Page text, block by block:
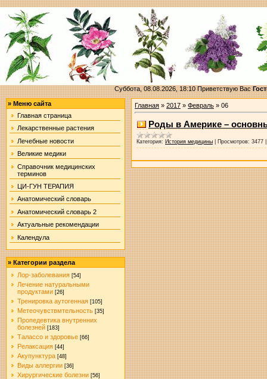
Суббота, 08.08.2026, 18:10Приветствую Вас
» Меню сайта
Главная страница
Лекарственные растения
Лечебные новости
Великие медики
Справочник медицинских
терминов
ЦИ-ГУН ТЕРАПИЯ
Анатомический словарь
Анатомический словарь 2
Актуальные рекомендации
Календула
» Категории раздела
Лор-заболевания [54]
Лечение натуральными
продуктами [26]
Тренировка аутогенная [105]
Метеочувствмтельность [35]
Пропедевтика внутренних
болезней [183]
Талассо и здоровье [66]
Релаксация [44]
Акупунктура [48]
Виды аллергии [36]
Хирургические болезни [56]
Главная» 2017 » Февраль » 06
Роды в Америке –
Категория: История медицины Просмотров: 3477